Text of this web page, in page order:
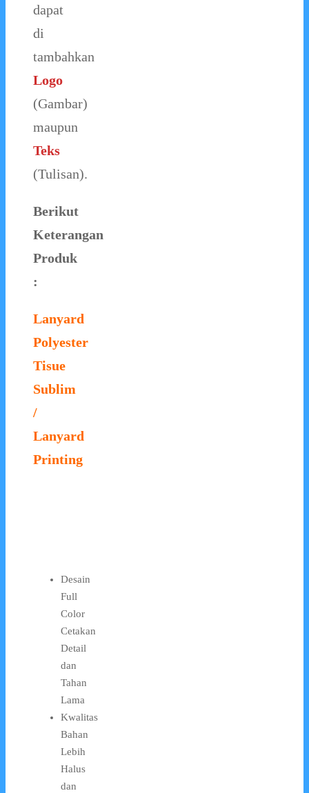
dapat
di
tambahkan
Logo
(Gambar)
maupun
Teks
(Tulisan).
Berikut
Keterangan
Produk
:
Lanyard
Polyester
Tisue
Sublim
/
Lanyard
Printing
Desain
Full
Color
Cetakan
Detail
dan
Tahan
Lama
Kwalitas
Bahan
Lebih
Halus
dan